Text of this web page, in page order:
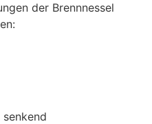
der Brenn­nes­sel